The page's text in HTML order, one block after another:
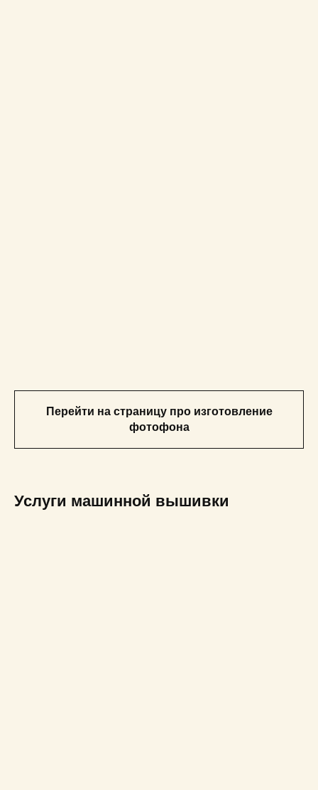
Перейти на страницу про изготовление
фотофона
Услуги машинной вышивки